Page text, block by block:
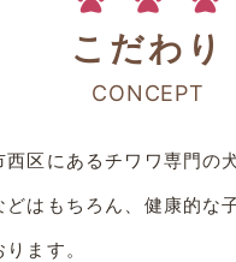
こだわり
CONCEPT
区にあるチワワ専門の
どはもちろん、健康的な
ます。